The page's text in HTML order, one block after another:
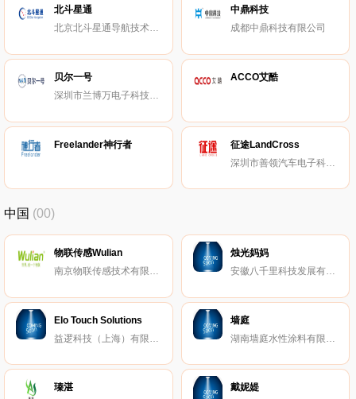
北斗星通
北京北斗星通导航技术股份有限公司
中鼎科技
成都中鼎科技有限公司
贝尔一号
深圳市兰博万电子科技有限公司
ACCO艾酷
Freelander神行者
征途LandCross
中国 (00)
物联传感Wulian
南京物联传感技术有限公司
烛光妈妈
安徽八千里科技发展有限公司
Elo Touch Solutions
墙庭
瑧湛
戴妮媞